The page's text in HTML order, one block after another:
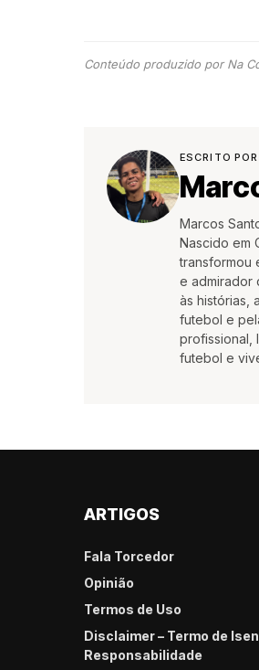
Conteúdo produzido por Na
ESCRITO POR
Marcos
Nascido em
transformou
e admirador
às histórias,
futebol e
profissional,
futebol e
ARTIGOS
Fala Torcedor
Opinião
Termos de Uso
Disclaimer – Termo de
Responsabilidade